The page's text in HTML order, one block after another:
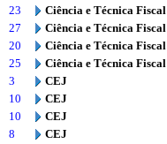
23
Ciência e Técnica Fiscal
27
Ciência e Técnica Fiscal
20
Ciência e Técnica Fiscal
25
Ciência e Técnica Fiscal
3
CEJ
10
CEJ
10
CEJ
8
CEJ